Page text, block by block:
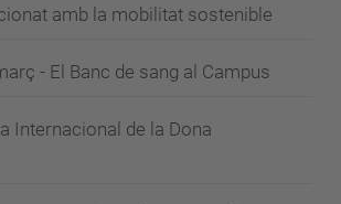
amb la mobilitat sostenible
- El Banc de sang al Campus
Internacional de la Dona